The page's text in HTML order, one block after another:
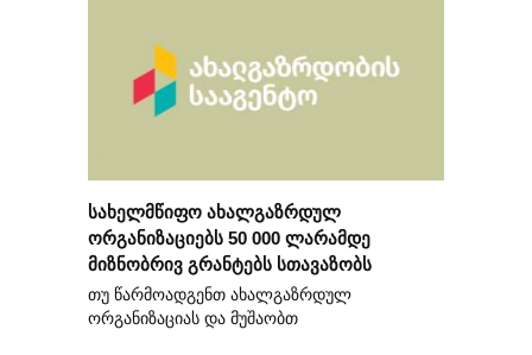
სახელმწიფო ახალგაზრდულ
ორგანიზაციებს 50 000 ლარამდე
მიზნობრივ გრანტებს სთავაზობს
თუ წარმოადგენთ ახალგაზრდულ
ორგანიზაციას და მუშაობთ